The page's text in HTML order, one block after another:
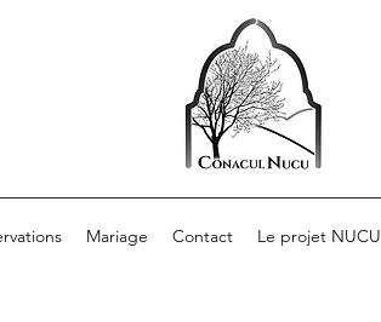
Mariage Contact Le projet NUCU